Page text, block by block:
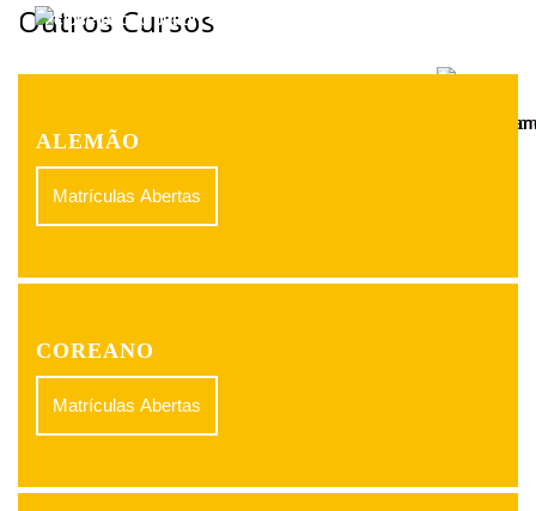
×
×
Valores
×
Valores
Outros Cursos
ALEMÃO
Matrículas Abertas
COREANO
Matrículas Abertas